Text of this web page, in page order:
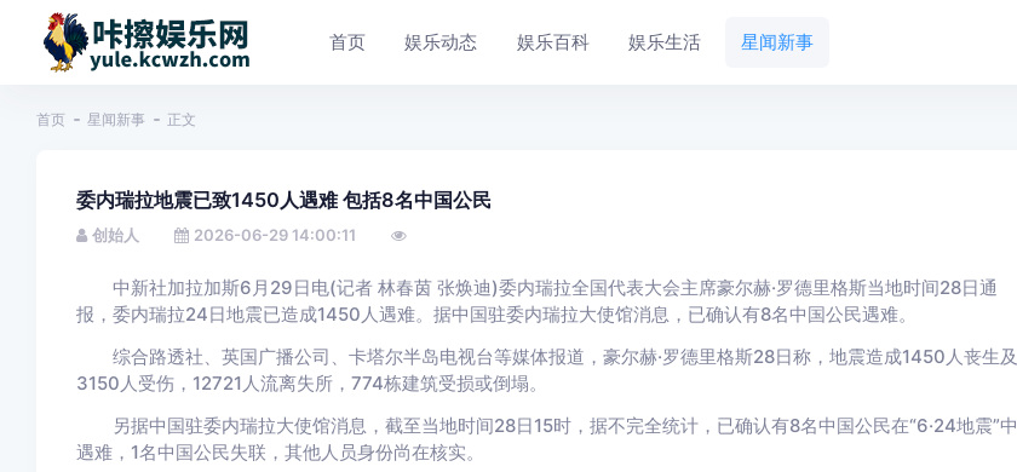
首页 娱乐动态 娱乐百科 娱乐生活 星闻新事
首页 星闻新事 正文
委内瑞拉地震已致1450人遇难 包括8名中国公民
创始人 2026-06-29 14:00:11
中新社加拉加斯6月29日电(记者 林春茵 张焕迪)委内瑞拉全国代表大会主席豪尔赫·罗德里格斯当地时间28日通
报，委内瑞拉24日地震已造成1450人遇难。据中国驻委内瑞拉大使馆消息，已确认有8名中国公民遇难。
综合路透社、英国广播公司、卡塔尔半岛电视台等媒体报道，豪尔赫·罗德里格斯28日称，地震造成1450人丧生及
3150人受伤，12721人流离失所，774栋建筑受损或倒塌。
另据中国驻委内瑞拉大使馆消息，截至当地时间28日15时，据不完全统计，已确认有8名中国公民在“6·24地震”中
遇难，1名中国公民失联，其他人员身份尚在核实。